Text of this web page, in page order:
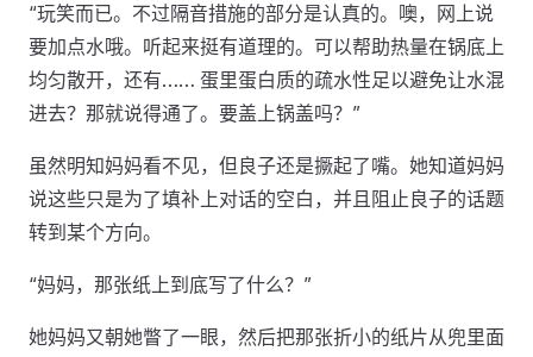
“玩笑而已。不过隔音措施的部分是认真的。噢，网上说
要加点水哦。听起来挺有道理的。可以帮助热量在锅底上
均匀散开，还有…… 蛋里蛋白质的疏水性足以避免让水混
进去？那就说得通了。要盖上锅盖吗？”
虽然明知妈妈看不见，但良子还是撅起了嘴。她知道妈妈
说这些只是为了填补上对话的空白，并且阻止良子的话题
转到某个方向。
“妈妈，那张纸上到底写了什么？”
她妈妈又朝她瞥了一眼，然后把那张折小的纸片从兜里面